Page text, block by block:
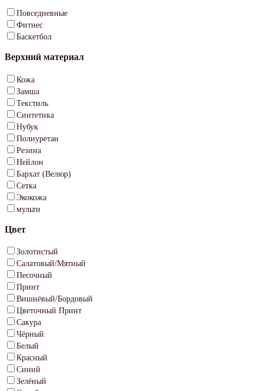
Повседневные
Фитнес
Баскетбол
Верхний материал
Кожа
Замша
Текстиль
Синтетика
Нубук
Полиуретан
Резина
Нейлон
Бархат (Велюр)
Сетка
Экокожа
мульти
Цвет
Золотистый
Салатовый/Мятный
Песочный
Принт
Вишнёвый/Бордовый
Цветочный Принт
Сакура
Чёрный
Белый
Красный
Синий
Зелёный